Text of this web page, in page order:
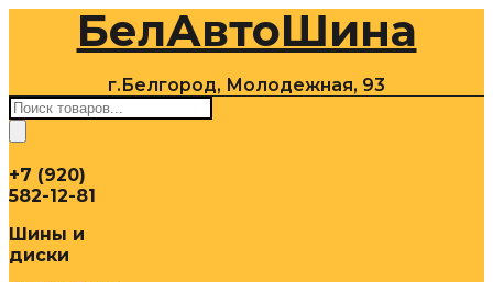
содержимомуБелАвтоШина
г.Белгород, Молодежная, 93
Поиск
товаров
+7 (920)
582-12-81
Шины и
диски